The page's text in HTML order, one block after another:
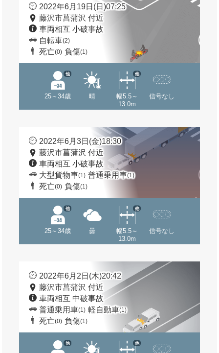
2022年6月19日(日)07:25
藤沢市菖蒲沢 付近
車両相互 小破事故
自転車(2)
死亡(0) 負傷(1)
25～34歳
他
晴
幅5.5～
13.0m
他
信号なし
2022年6月3日(金)18:30
藤沢市菖蒲沢 付近
車両相互 小破事故
大型貨物車(1) 普通乗用車(1)
死亡(0) 負傷(1)
25～34歳
他
曇
幅5.5～
13.0m
他
信号なし
2022年6月2日(木)20:42
藤沢市菖蒲沢 付近
車両相互 中破事故
普通乗用車(1) 軽自動車(1)
死亡(0) 負傷(1)
他 他